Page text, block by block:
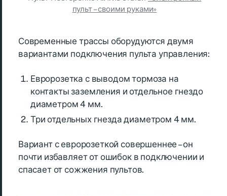
пульт – своими руками»
Современные трассы оборудуются двумя
вариантами подключения пульта управления:
Евророзетка с выводом тормоза на
контакты заземления и отдельное гнездо
диаметром 4 мм.
Три отдельных гнезда диаметром 4 мм.
Вариант с евророзеткой совершеннее – он
почти избавляет от ошибок в подключении и
спасает от сожжения пультов.